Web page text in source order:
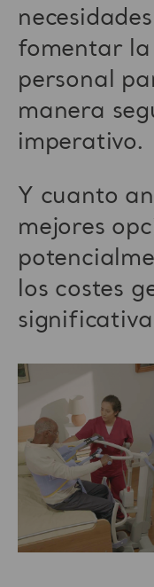
fomentar la
personal
manera
imperativo.
Y cuanto
mejores
los costes